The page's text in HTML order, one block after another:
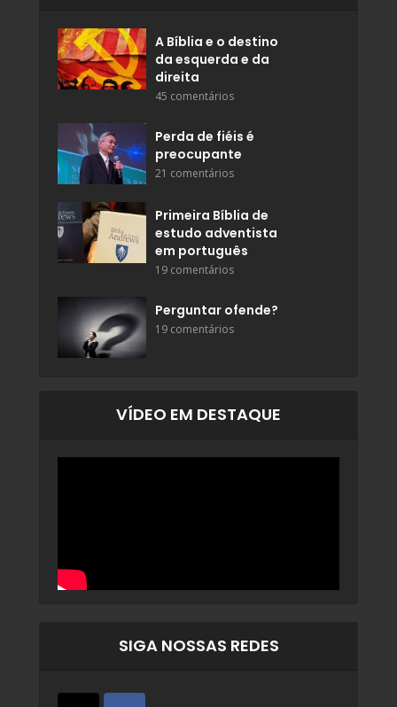
A Bíblia e o destino
da esquerda e da
direita
45 comentários
Perda de fiéis é
preocupante
21 comentários
Primeira Bíblia de
estudo adventista
em português
19 comentários
Perguntar ofende?
19 comentários
VÍDEO EM DESTAQUE
SIGA NOSSAS REDES